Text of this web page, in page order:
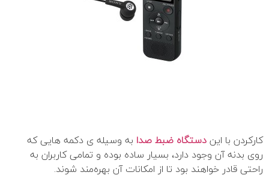
کارکردن با ایندستگاه ضبط صدا به وسیله ی دکمه هایی که
روی بدنه آن وجود دارد، بسیار ساده بوده و تمامی کاربران به‌
راحتی قادر خواهند بود تا از امکانات آن بهره‌مند شوند.